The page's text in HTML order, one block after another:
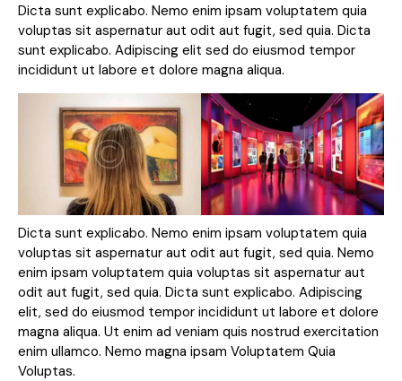
Dicta sunt explicabo. Nemo enim ipsam voluptatem quia
voluptas sit aspernatur aut odit aut fugit, sed quia. Dicta
sunt explicabo. Adipiscing elit sed do eiusmod tempor
incididunt ut labore et dolore magna aliqua.
Dicta sunt explicabo. Nemo enim ipsam voluptatem quia
voluptas sit aspernatur aut odit aut fugit, sed quia. Nemo
enim ipsam voluptatem quia voluptas sit aspernatur aut
odit aut fugit, sed quia. Dicta sunt explicabo. Adipiscing
elit, sed do eiusmod tempor incididunt ut labore et dolore
magna aliqua. Ut enim ad veniam quis nostrud exercitation
enim ullamco. Nemo magna ipsam Voluptatem Quia
Voluptas.